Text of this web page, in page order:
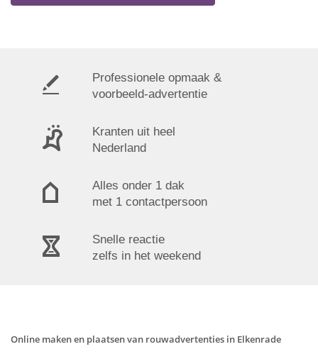
Professionele opmaak &
voorbeeld-advertentie
Kranten uit heel
Nederland
Alles onder 1 dak
met 1 contactpersoon
Snelle reactie
zelfs in het weekend
Online maken en plaatsen van rouwadvertenties in Elkenrade